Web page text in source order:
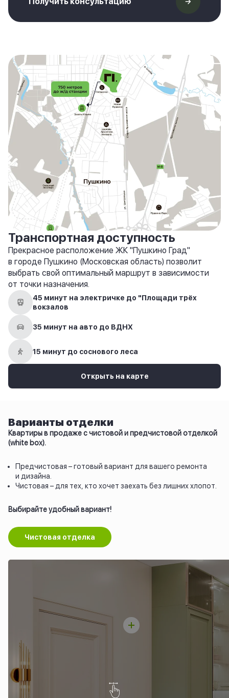
Транспортная доступность
Прекрасное расположение ЖК "Пушкино Град"
в городе Пушкино (Московская область) позволит
выбрать свой оптимальный маршрут в зависимости
от точки назначения.
45 минут на электричке до "Площади трёх
вокзалов
35 минут на авто до ВДНХ
15 минут до соснового леса
Открыть на карте
Варианты отделки
Квартиры в продаже с чистовой и предчистовой отделкой
(white box).
Предчистовая – готовый вариант для вашего ремонта
и дизайна.
Чистовая – для тех, кто хочет заехать без лишних хлопот.
Выбирайте удобный вариант!
Чистовая отделка